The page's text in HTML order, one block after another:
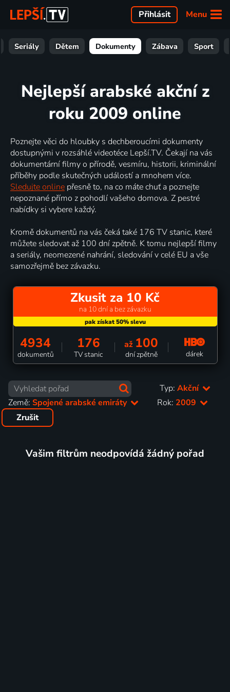
Menu
Přihlásit
Seriály Dětem Dokumenty Zábava Sport
Nejlepší arabské akční z
roku 2009 online
Poznejte věci do hloubky s dechberoucími dokumenty
dostupnými v rozsáhlé videotéce Lepší.TV. Čekají na vás
dokumentární filmy o přírodě, vesmíru, historii, kriminální
příběhy podle skutečných událostí a mnohem více.
Sledujte online přesně to, na co máte chuť a poznejte
nepoznané přímo z pohodlí vašeho domova. Z pestré
nabídky si vybere každý.
Kromě dokumentů na vás čeká také 176 TV stanic, které
můžete sledovat až 100 dní zpětně. K tomu nejlepší filmy
a seriály, neomezené nahrání, sledování v celé EU a vše
samozřejmě bez závazku.
Zkusit za 10 Kč
na 10 dní a bez závazku
4934
dokumentů
176
TV stanic
až 100
dní zpětně dárek
Typ: Akční
Země: Spojené arabské emiráty Rok: 2009
Zrušit
Vašim filtrům neodpovídá žádný pořad